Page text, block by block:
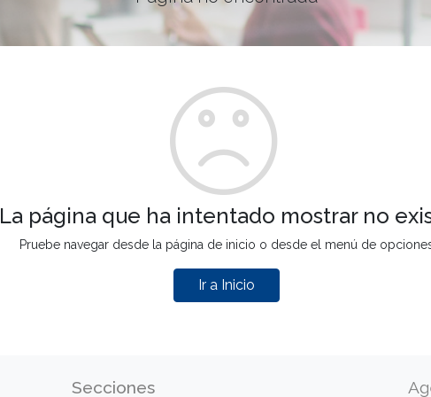
La página que ha intentado mostrar no
Pruebe navegar desde la página de inicio o desde el menú de
Ir a Inicio
Secciones